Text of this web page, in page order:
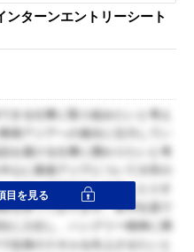
ンターンエントリーシート
きる仕事に取り組みたいと考え
南アジアへの進出に注力してい
を届ける仕事に携わりたいと考
心に東南アジアについて大学の
ドネシア語検定に合格したりす
を持っております。若手社員で
に入社し、ハングリー精神に満
自身のスキルを向上させたいと
目を見る